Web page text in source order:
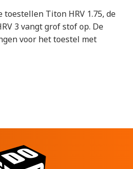
Titon HRV 1.75, de
3 vangt grof stof op. De
voor het toestel met